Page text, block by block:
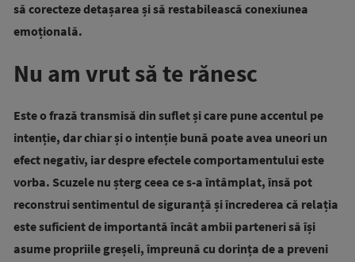
să corecteze detașarea și să restabilească conexiunea
emoțională.
Nu am vrut să te rănesc
Este o frază transmisă din suflet și care pune accentul pe
intenție, dar chiar și o intenție bună poate avea uneori un
efect negativ, iar despre efectele comportamentului este
vorba. Scuzele nu șterg ceea ce s-a întâmplat, însă pot
reconstrui sentimentul de siguranță și încrederea că relația
este suficient de importantă încât ambii parteneri să își
asume propriile greșeli, împreună cu dorința de a preveni